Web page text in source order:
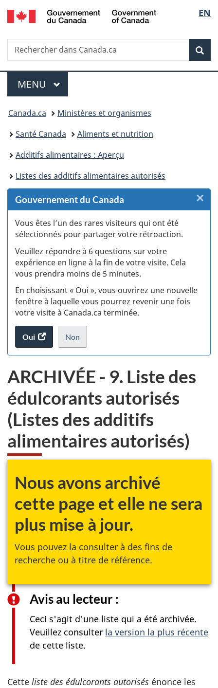
Passer
au
des
Passer
au
principal
Passer
à
Au
du
Passer
à
version
simplifiée
de
la
EN
Recherche
Rechercher
dans
Menu
MENU PRINCIPAL
Vous
êtes
ici :
Canada.ca
Ministères et organismes
Santé Canada
Aliments et nutrition
Additifs alimentaires : Aperçu
Listes des additifs alimentaires autorisés
Gouvernement du Canada
Vous êtes l’un des rares visiteurs qui ont été
sélectionnés pour partager votre rétroaction.
Veuillez répondre à 6 questions sur votre
expérience en ligne à la fin de votre visite. Cela
vous prendra moins de 5 minutes.
En choisissant « Oui », vous ouvrirez une nouvelle
fenêtre à laquelle vous pourrez revenir une fois
votre visite à Canada.ca terminée.
Oui
accéder
au
Non
je
veux
pas
participer
au
sondage
du
site
web,
.
×
ARCHIVÉE - 9. Liste des
édulcorants autorisés
(Listes des additifs
alimentaires autorisés)
Nous avons archivé
cette page et elle ne sera
plus mise à jour.
Vous pouvez la consulter à des fins de
recherche ou à titre de référence.
Avis au lecteur :
Ceci s'agit d'une liste qui a été archivée.
Veuillez consulter la version la plus récente
de cette liste.
Cette liste des édulcorants autorisés énonce les